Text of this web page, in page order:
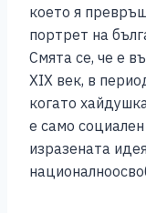
което я
портрет на
Смята се, че е
XIX век, в
когато
е само
изразената